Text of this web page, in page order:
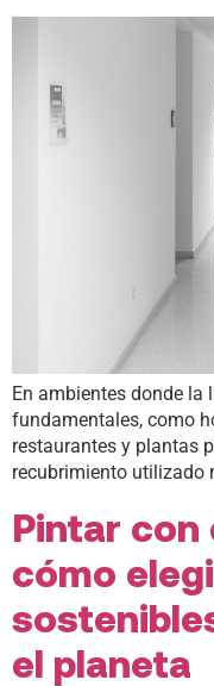
En ambientes donde
fundamentales, como
restaurantes y plantas
recubrimiento utilizado
Pintar con
cómo
el planeta